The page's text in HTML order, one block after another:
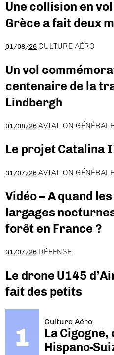
Une collision en
Grèce a fait deux
01/08/26 CULTURE AÉRO
Un vol
centenaire de la
Lindbergh
01/08/26 AVIATION GÉNÉRALE
Le projet Catalina
31/07/26 AVIATION GÉNÉRALE
Vidéo – A quand
largages
forêt en France ?
31/07/26 DÉFENSE
Le drone U145
fait des petits
Culture Aéro
La Cigogne,
Hispano-